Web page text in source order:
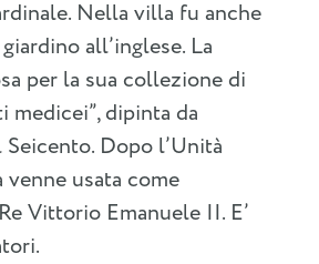
Nella villa fu anche
all’inglese. La
per la sua collezione di
medicei”, dipinta da
Dopo l’Unità
venne usata come
Vittorio Emanuele II. E’